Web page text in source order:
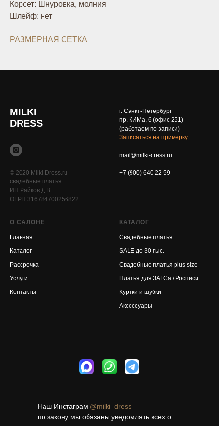
Корсет: Шнуровка, молния
Шлейф: нет
РАЗМЕРНАЯ СЕТКА
MILKI
DRESS
© 2020 Milki-Dress.ru -
свадебные платья
ИП Райков Д.В.
ОГРН 316784700256822
г. Санкт-Петербург
пр. КИМа, 6 (офис 251)
(работаем по записи)
Записаться на примерку
mail@milki-dress.ru
+7 (900) 640 22 59
О САЛОНЕ
Главная
Каталог
Рассрочка
Услуги
Контакты
КАТАЛОГ
Свадебные платья
SALE до 30 тыс.
Свадебные платья plus size
Платья для ЗАГСа / Росписи
Куртки и шубки
Аксессуары
Наш Инстаграм @milki_dress
по закону мы обязаны уведомлять всех о